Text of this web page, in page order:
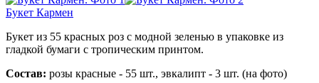
Букет Кармен
Букет из 55 красных роз с модной зеленью в упаковке из
гладкой бумаги с тропическим принтом.
Состав: розы красные - 55 шт., эвкалипт - 3 шт. (на фото)